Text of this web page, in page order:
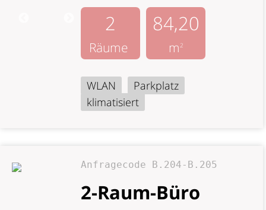
2
Räume
84,20
m2
WLAN
Parkplatz
klimatisiert
Anfragecode B.204-B.205
2-Raum-Büro